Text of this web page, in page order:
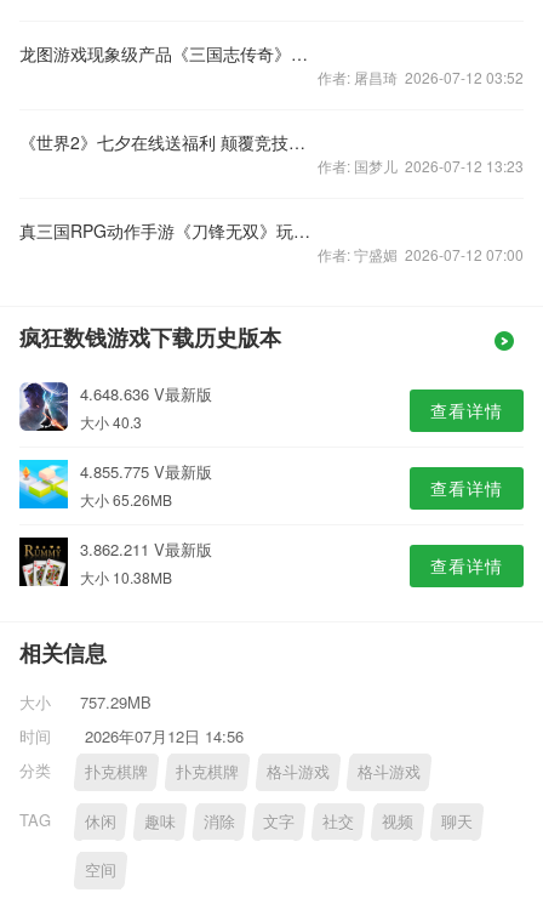
龙图游戏现象级产品《三国志传奇》亮相ChinaJoy
作者: 屠昌琦 2026-07-12 03:52
《世界2》七夕在线送福利 颠覆竞技为爱战斗
作者: 国梦儿 2026-07-12 13:23
真三国RPG动作手游《刀锋无双》玩法前瞻
作者: 宁盛媚 2026-07-12 07:00
疯狂数钱游戏下载历史版本
4.648.636 V最新版
大小 40.3 查看详情
4.855.775 V最新版
大小 65.26MB 查看详情
3.862.211 V最新版
大小 10.38MB 查看详情
相关信息
大小
757.29MB
时间
2026年07月12日 14:56
分类
扑克棋牌 扑克棋牌 格斗游戏 格斗游戏
TAG 休闲 趣味 消除 文字 社交 视频 聊天
空间